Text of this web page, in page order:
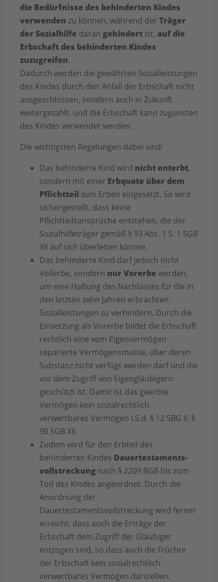
die Bedürfnisse des behinderten Kindes
verwenden zu können, während der Träger
der Sozialhilfe daran gehindert ist, auf die
Erbschaft des behinderten Kindes
zuzugreifen.
Dadurch werden die gewährten Sozialleistungen
des Kindes durch den Anfall der Erbschaft nicht
ausgeschlossen, sondern auch in Zukunft
weitergezahlt, und die Erbschaft kann zugunsten
des Kindes verwendet werden.
Die wichtigsten Regelungen dabei sind:
Das behinderte Kind wird nicht enterbt,
sondern mit einer Erbquote über dem
Pflichtteil zum Erben eingesetzt. So wird
sichergestellt, dass keine
Pflichtteilsansprüche entstehen, die der
Sozialhilfeträger gemäß § 93 Abs. 1 S. 1 SGB
XII auf sich überleiten könnte.
Das behinderte Kind darf jedoch nicht
Vollerbe, sondern nur Vorerbe werden,
um eine Haftung des Nachlasses für die in
den letzten zehn Jahren erbrachten
Sozialleistungen zu verhindern. Durch die
Einsetzung als Vorerbe bildet die Erbschaft
rechtlich eine vom Eigenvermögen
separierte Vermögensmasse, über deren
Substanz nicht verfügt werden darf und die
vor dem Zugriff von Eigengläubigern
geschützt ist. Damit ist das geerbte
Vermögen kein sozialrechtlich
verwertbares Vermögen I.S.d. § 12 SBG II, §
90 SGB XII.
Zudem wird für den Erbteil des
behinderten Kindes Dauertestaments­
vollstreckungnach § 2209 BGB bis zum
Tod des Kindes angeordnet. Durch die
Anordnung der
Dauertestamentsvollstreckung wird ferner
erreicht, dass auch die Erträge der
Erbschaft dem Zugriff der Gläubiger
entzogen sind, so dass auch die Früchte
der Erbschaft kein sozialrechtlich
verwertbares Vermögen darstellen.